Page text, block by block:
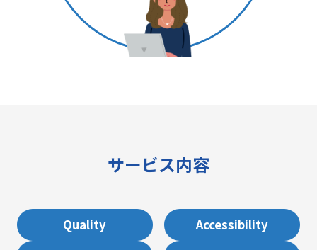
サービス内容
Quality
Accessibility